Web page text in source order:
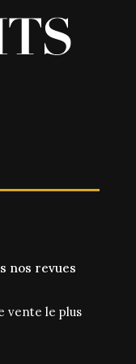
nos revues
vente le plus